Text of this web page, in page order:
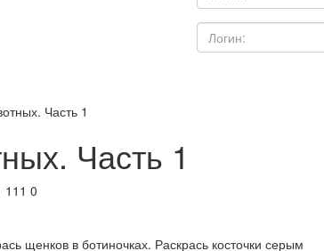
Часть 1
Часть 1
111 0
щенков в ботиночках. Раскрась косточки серым